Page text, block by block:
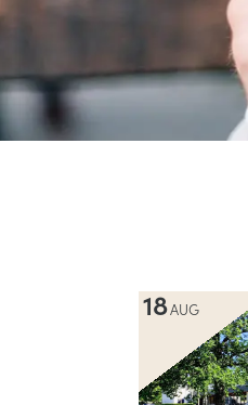
18AUG